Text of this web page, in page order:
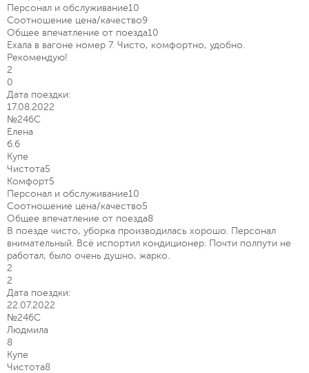
Персонал и обслуживание10
Соотношение цена/качество9
Общее впечатление от поезда10
Ехала в вагоне номер 7. Чисто, комфортно, удобно.
Рекомендую!
2
0
Дата поездки:
17.08.2022
№246С
Елена
6.6
Купе
Чистота5
Комфорт5
Персонал и обслуживание10
Соотношение цена/качество5
Общее впечатление от поезда8
В поезде чисто, уборка производилась хорошо. Персонал
внимательный. Всё испортил кондиционер. Почти полпути не
работал, было очень душно, жарко.
2
2
Дата поездки:
22.07.2022
№246С
Людмила
8
Купе
Чистота8